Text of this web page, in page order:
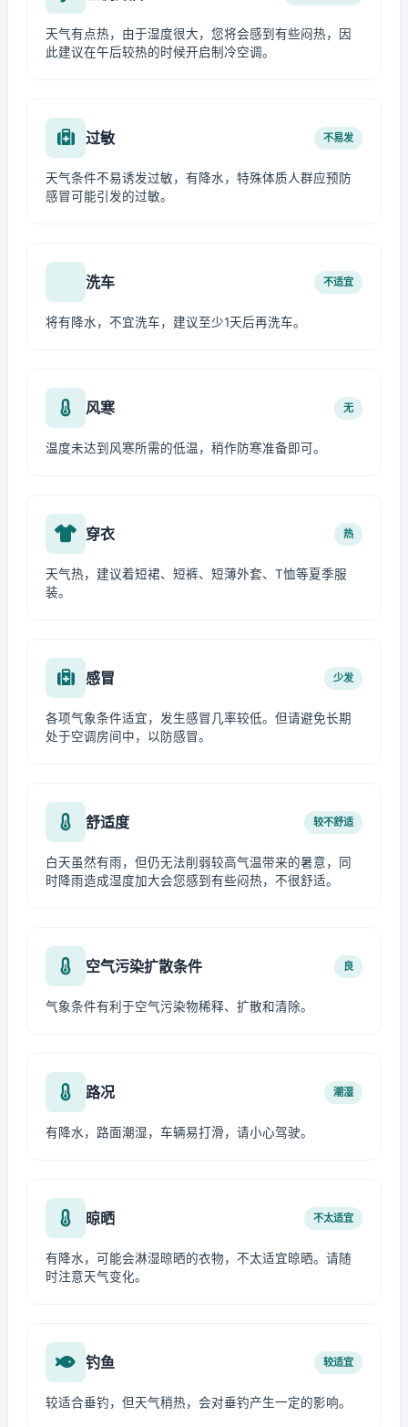
天气有点热，由于湿度很大，您将会感到有些闷热，因
此建议在午后较热的时候开启制冷空调。
过敏 不易发
天气条件不易诱发过敏，有降水，特殊体质人群应预防
感冒可能引发的过敏。
洗车 不适宜
将有降水，不宜洗车，建议至少1天后再洗车。
风寒 无
温度未达到风寒所需的低温，稍作防寒准备即可。
穿衣 热
天气热，建议着短裙、短裤、短薄外套、T恤等夏季服
装。
感冒 少发
各项气象条件适宜，发生感冒几率较低。但请避免长期
处于空调房间中，以防感冒。
舒适度 较不舒适
白天虽然有雨，但仍无法削弱较高气温带来的暑意，同
时降雨造成湿度加大会您感到有些闷热，不很舒适。
空气污染扩散条件 良
气象条件有利于空气污染物稀释、扩散和清除。
路况 潮湿
有降水，路面潮湿，车辆易打滑，请小心驾驶。
晾晒 不太适宜
有降水，可能会淋湿晾晒的衣物，不太适宜晾晒。请随
时注意天气变化。
钓鱼 较适宜
较适合垂钓，但天气稍热，会对垂钓产生一定的影响。